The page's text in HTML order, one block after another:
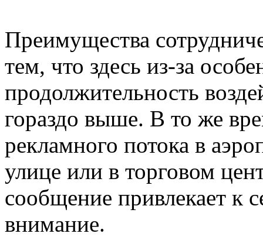
Преимущества
тем, что здесь из-за
продолжительность
гораздо выше. В то же
рекламного потока в
улице или в торговом
сообщение привлекает к
внимание.